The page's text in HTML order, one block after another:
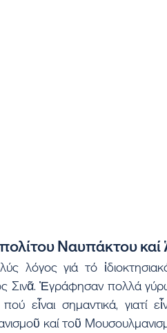
Ναυπάκτου καί
λόγος γιά τό
Σινᾶ. Ἐγράφησαν πολλά
εἶναι σημαντικά,
καί τοῦ